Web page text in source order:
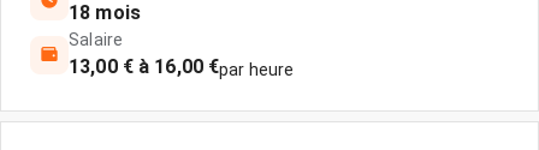
18 mois
Salaire
13,00 € à 16,00 €par heure